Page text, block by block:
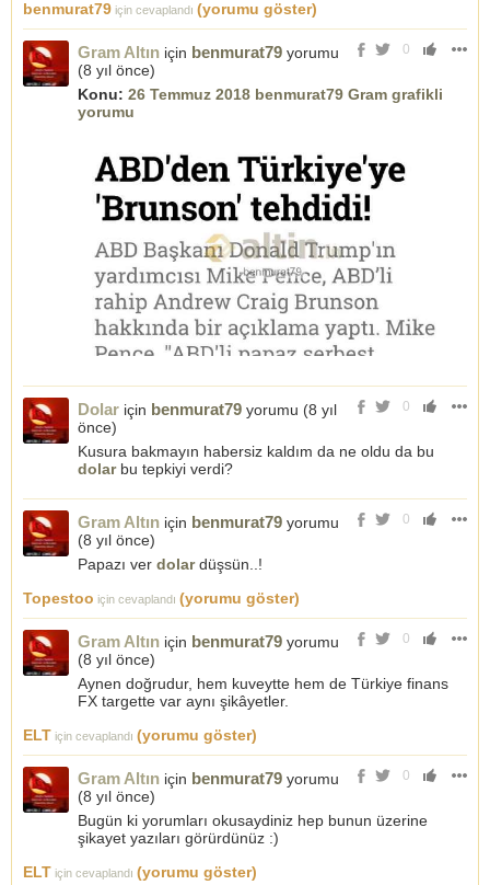
benmurat79 için cevaplandı (yorumu göster)
0
Gram Altın için benmurat79 yorumu
(8 yıl önce)
Konu: 26 Temmuz 2018 benmurat79 Gram grafikli
yorumu
0
Dolar için benmurat79 yorumu (8 yıl
önce)
Kusura bakmayın habersiz kaldım da ne oldu da bu
dolarbu tepkiyi verdi?
0
Gram Altın için benmurat79 yorumu
(8 yıl önce)
Papazı ver dolardüşsün..!
Topestoo için cevaplandı (yorumu göster)
0
Gram Altın için benmurat79 yorumu
(8 yıl önce)
Aynen doğrudur, hem kuveytte hem de Türkiye finans
FX targette var aynı şikâyetler.
ELT için cevaplandı (yorumu göster)
0
Gram Altın için benmurat79 yorumu
(8 yıl önce)
Bugün ki yorumları okusaydiniz hep bunun üzerine
şikayet yazıları görürdünüz :)
ELT için cevaplandı (yorumu göster)